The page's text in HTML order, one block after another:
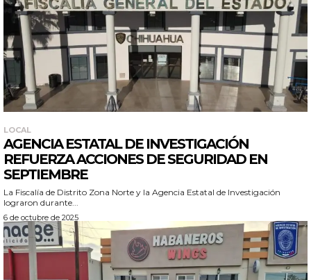
LOCAL
AGENCIA ESTATAL DE INVESTIGACIÓN
REFUERZA ACCIONES DE SEGURIDAD EN
SEPTIEMBRE
La Fiscalía de Distrito Zona Norte y la Agencia Estatal de Investigación
lograron durante...
6 de octubre de 2025